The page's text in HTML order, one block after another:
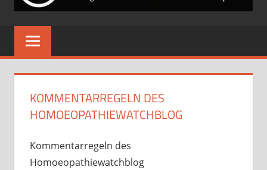
und
Auge
Gegner
KOMMENTARREGELN DES
HOMOEOPATHIEWATCHBLOG
Kommentarregeln des
Homoeopathiewatchblog